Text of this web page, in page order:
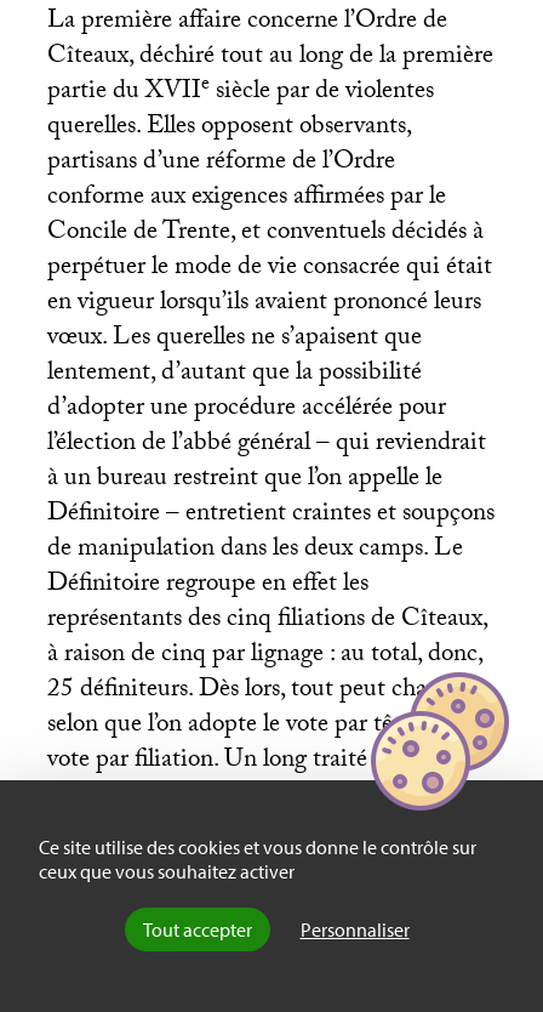
Ce site utilise des cookies et vous donne le contrôle sur
ceux que vous souhaitez activer
Tout accepter Personnaliser
La première affaire concerne l’Ordre de
Cîteaux, déchiré tout au long de la première
partie duXVIIesiècle par de violentes
querelles. Elles opposent observants,
partisans d’une réforme de l’Ordre
conforme aux exigences affirmées par le
Concile de Trente, et conventuels décidés à
perpétuer le mode de vie consacrée qui était
en vigueur lorsqu’ils avaient prononcé leurs
vœux. Les querelles ne s’apaisent que
lentement, d’autant que la possibilité
d’adopter une procédure accélérée pour
l’élection de l’abbé général – qui reviendrait
à un bureau restreint que l’on appelle le
Définitoire – entretient craintes et soupçons
de manipulation dans les deux camps. Le
Définitoire regroupe en effet les
représentants des cinq filiations de Cîteaux,
à raison de cinq par lignage : au total, donc,
25 définiteurs. Dès lors, tout peut changer
selon que l’on adopte le vote par tête ou le
vote par filiation. Un long traité paru en
1683 se lance ainsi dans une charge violente
contre cette possible procédure par filiation
«si absurde qu’avec la peine qu’on a de la
concevoir il s’ensuivrait, si elle avait lieu, que
neuf voix l’emporteraient sur seize»[